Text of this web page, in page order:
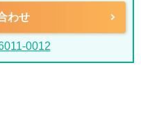
わせ
0012